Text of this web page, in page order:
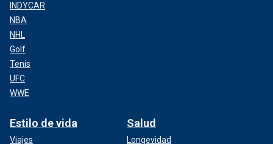
INDYCAR
NBA
NHL
Golf
Tenis
UFC
WWE
Estilo de vida
Viajes
Salud
Longevidad